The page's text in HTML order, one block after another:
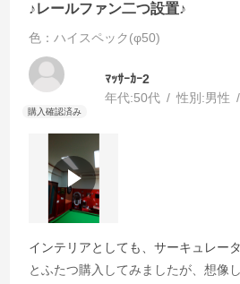
♪レールファン二つ設置♪
色：ハイスペック(φ50)
ﾏｯｻｰｶｰ2
年代:50代 性別:男性
インテリアとしても、サーキュレー
とふたつ購入してみましたが、想像